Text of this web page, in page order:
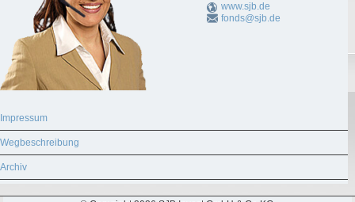
www.sjb.de
fonds@sjb.de
Impressum
Wegbeschreibung
Archiv